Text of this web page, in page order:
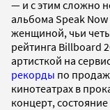
— и с этим сложно
альбома Speak Now
женщиной, чьи
рейтинга Billboard
артисткой на
рекорды по
кинотеатрах в
концерт,